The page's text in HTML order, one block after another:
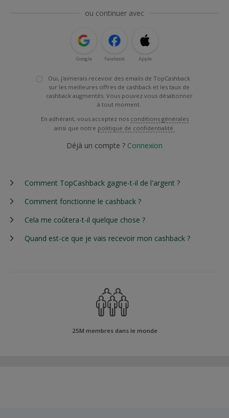
ou continuer avec
Google Facebook Apple
Oui, j'aimerais recevoir des emails de TopCashback
sur les meilleures offres de cashback et les taux de
cashback augmentés. Vous pouvez vous désabonner
à tout moment.
En adhérant, vous acceptez nos conditions générales
ainsi que notre politique de confidentialité.
Déjà un compte ? Connexion
Comment TopCashback gagne-t-il de l'argent ?
Comment fonctionne le cashback ?
Cela me coûtera-t-il quelque chose ?
Quand est-ce que je vais recevoir mon cashback ?
25M membres dans le monde